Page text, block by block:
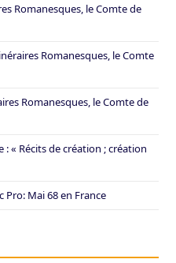
Romanesques, le Comte de
Romanesques, le Comte
Romanesques, le Comte de
: « Récits de création ; création
Pro: Mai 68 en France